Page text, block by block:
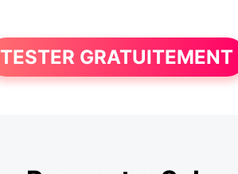
TESTER GRATUITEMENT